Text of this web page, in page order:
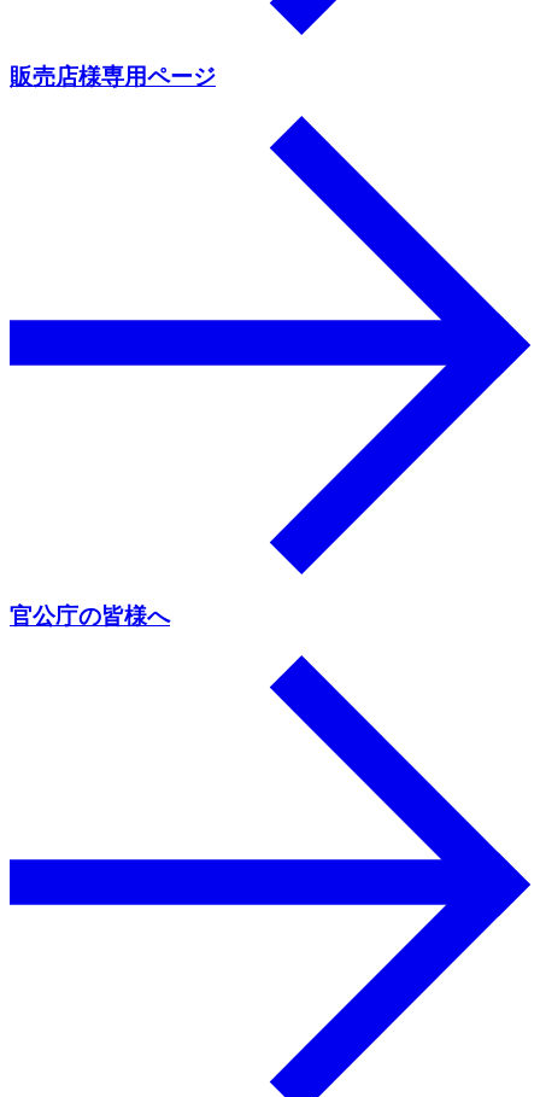
販売店様専用ページ
官公庁の皆様へ